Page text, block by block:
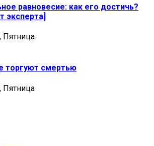
равновесие: как его достичь?
эксперта]
Пятница
торгуют смертью
Пятница